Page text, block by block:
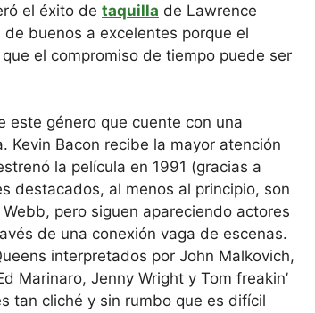
el éxito de taquilla de Lawrence
de buenos a excelentes porque el
el compromiso de tiempo puede ser
este género que cuente con una
Bacon recibe la mayor atención
la película en 1991 (gracias a
destacados, al menos al principio, son
pero siguen apareciendo actores
de una conexión vaga de escenas.
interpretados por John Malkovich,
Marinaro, Jenny Wright y Tom freakin’
tan cliché y sin rumbo que es difícil